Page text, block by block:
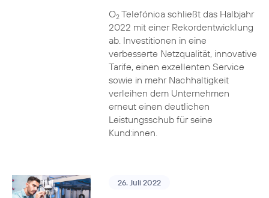
O2Telefónica schließt das Halbjahr
2022 mit einer Rekordentwicklung
ab. Investitionen in eine
verbesserte Netzqualität, innovative
Tarife, einen exzellenten Service
sowie in mehr Nachhaltigkeit
verleihen dem Unternehmen
erneut einen deutlichen
Leistungsschub für seine
Kund:innen.
26. Juli 2022